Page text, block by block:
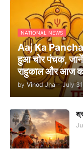
NATIONAL NEWS
Aaj Ka
हुआ चोर पंचक,
राहुकाल और आज
by Vinod Jha - July